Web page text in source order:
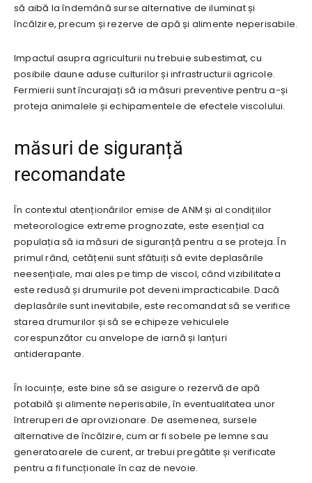
să aibă la îndemână surse alternative de iluminat și
încălzire, precum și rezerve de apă și alimente neperisabile.
Impactul asupra agriculturii nu trebuie subestimat, cu
posibile daune aduse culturilor și infrastructurii agricole.
Fermierii sunt încurajați să ia măsuri preventive pentru a-și
proteja animalele și echipamentele de efectele viscolului.
măsuri de siguranță
recomandate
În contextul atenționărilor emise de ANM și al condițiilor
meteorologice extreme prognozate, este esențial ca
populația să ia măsuri de siguranță pentru a se proteja. În
primul rând, cetățenii sunt sfătuiți să evite deplasările
neesențiale, mai ales pe timp de viscol, când vizibilitatea
este redusă și drumurile pot deveni impracticabile. Dacă
deplasările sunt inevitabile, este recomandat să se verifice
starea drumurilor și să se echipeze vehiculele
corespunzător cu anvelope de iarnă și lanțuri
antiderapante.
În locuințe, este bine să se asigure o rezervă de apă
potabilă și alimente neperisabile, în eventualitatea unor
întreruperi de aprovizionare. De asemenea, sursele
alternative de încălzire, cum ar fi sobele pe lemne sau
generatoarele de curent, ar trebui pregătite și verificate
pentru a fi funcționale în caz de nevoie.